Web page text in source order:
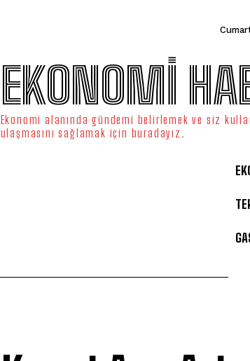
EKONOMİ
Ekonomi alanında gündemi belirlemek ve siz
ulaşmasını sağlamak için buradayız.